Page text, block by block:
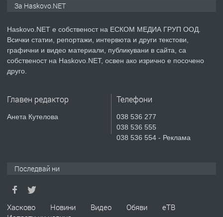
преди 3 дни
ПРЕДЛАГА
Продавам парцел в гр. Хасково кв.
СГЛОБЯВАНЕ НА МЕБЕЛИ.
апартамент под наем в кв.
За Haskovo.NET
Haskovo.NET е собственост на ЕСКОМ МЕДИА ГРУП ООД.
Всички статии, репортажи, интервюта и други текстови,
графични и видео материали, публикувани в сайта, са
собственост на Haskovo.NET, освен ако изрично е посочено
друго.
Главен редактор
Анета Кутелова
Телефони
038 536 277
038 536 555
038 536 554 - Реклама
Последвай ни
Хасково Новини Видео Обяви
еТВ